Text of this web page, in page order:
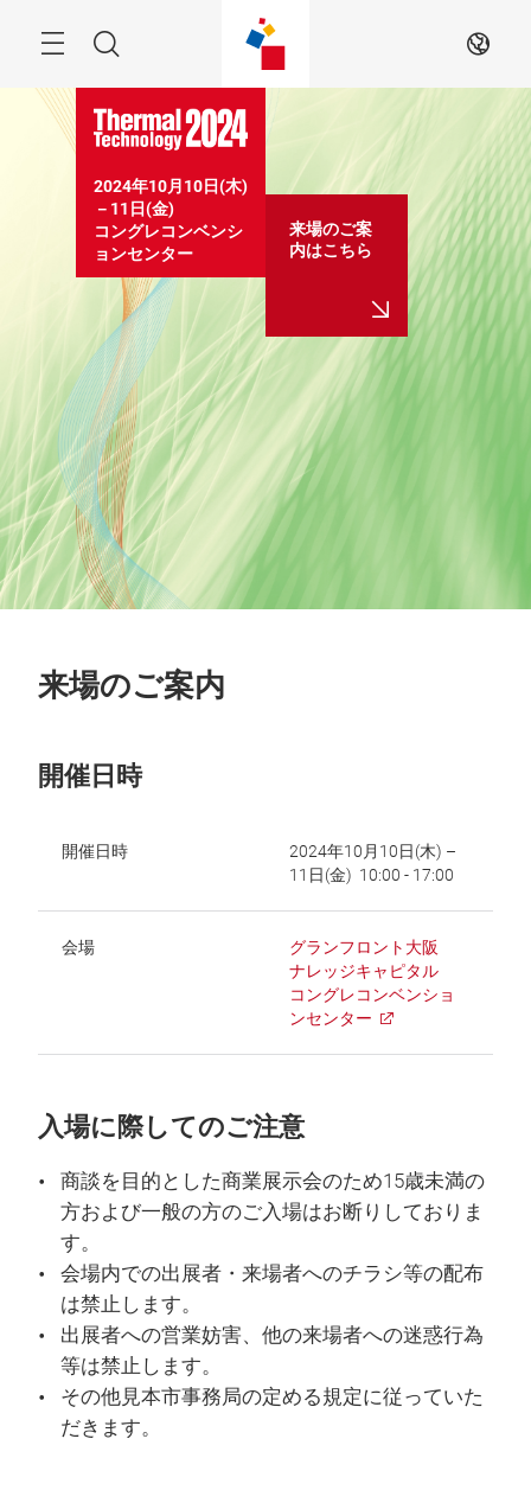
Search JA
2024年10月10日(木)
－11日(金)
コングレコンベンシ
ョンセンター
来場のご案
内はこちら
来場のご案内
開催日時
開催日時
2024年10月10日(木) –
11日(金) 10:00 - 17:00
会場
グランフロント大阪
ナレッジキャピタル
コングレコンベンショ
ンセンター
入場に際してのご注意
商談を目的とした商業展示会のため15歳未満の
方および一般の方のご入場はお断りしておりま
す。
会場内での出展者・来場者へのチラシ等の配布
は禁止します。
出展者への営業妨害、他の来場者への迷惑行為
等は禁止します。
その他見本市事務局の定める規定に従っていた
だきます。